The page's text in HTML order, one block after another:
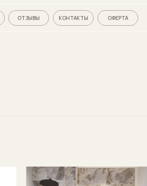
ОТЗЫВЫ КОНТАКТЫ ОФЕРТА